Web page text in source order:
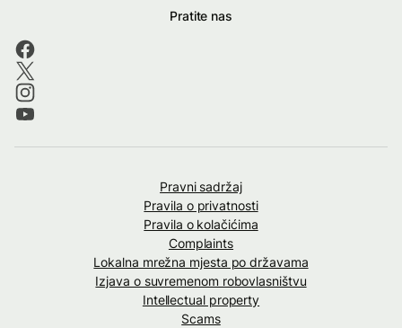
Pratite nas
Pravni sadržaj
Pravila o privatnosti
Pravila o kolačićima
Complaints
Lokalna mrežna mjesta po državama
Izjava o suvremenom robovlasništvu
Intellectual property
Scams